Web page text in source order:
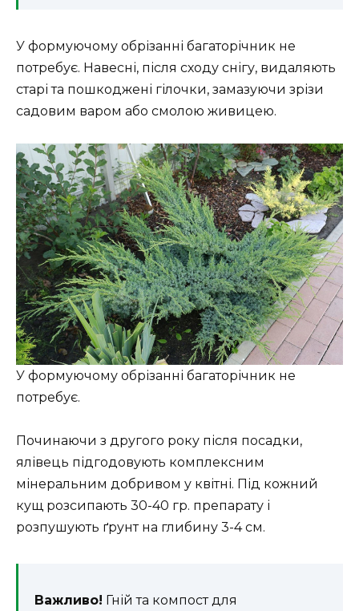
У формуючому обрізанні багаторічник не
потребує. Навесні, після сходу снігу, видаляють
старі та пошкоджені гілочки, замазуючи зрізи
садовим варом або смолою живицею.
У формуючому обрізанні багаторічник не
потребує.
Починаючи з другого року після посадки,
ялівець підгодовують комплексним
мінеральним добривом у квітні. Під кожний
кущ розсипають 30-40 гр. препарату і
розпушують ґрунт на глибину 3-4 см.
Важливо! Гній та компост для